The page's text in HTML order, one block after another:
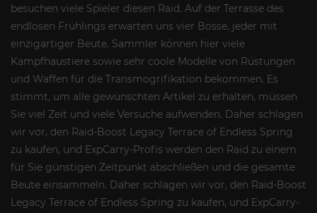
besuchen viele Spieler diesen Raid. Auf der Terrasse des
endlosen Frühlings erwarten uns vier Bosse, jeder mit
einzigartiger Beute. Sammler können hier viele
Kampfhaustiere sowie sehr coole Modelle von Rüstungen
und Waffen für die Transmogrifikation bekommen. Es
stimmt, um alle gewünschten Artikel zu erhalten, müssen
Sie viel Zeit und viele Versuche aufwenden. Daher schlagen
wir vor, den Raid-Boost Legacy Terrace of Endless Spring
zu kaufen, und ExpCarry-Profis werden den Raid zu einem
für Sie günstigen Zeitpunkt abschließen und die gesamte
Beute einsammeln. Daher schlagen wir vor, den Raid-Boost
Legacy Terrace of Endless Spring zu kaufen, und ExpCarry-